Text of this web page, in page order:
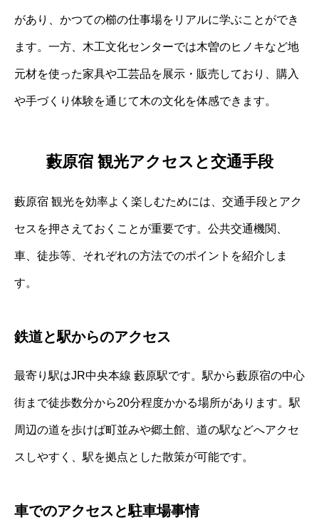
があり、かつての櫛の仕事場をリアルに学ぶことができ
ます。一方、木工文化センターでは木曽のヒノキなど地
元材を使った家具や工芸品を展示・販売しており、購入
や手づくり体験を通じて木の文化を体感できます。
藪原宿 観光アクセスと交通手段
藪原宿 観光を効率よく楽しむためには、交通手段とアク
セスを押さえておくことが重要です。公共交通機関、
車、徒歩等、それぞれの方法でのポイントを紹介しま
す。
鉄道と駅からのアクセス
最寄り駅はJR中央本線 藪原駅です。駅から藪原宿の中心
街まで徒歩数分から20分程度かかる場所があります。駅
周辺の道を歩けば町並みや郷土館、道の駅などへアクセ
スしやすく、駅を拠点とした散策が可能です。
車でのアクセスと駐車場事情